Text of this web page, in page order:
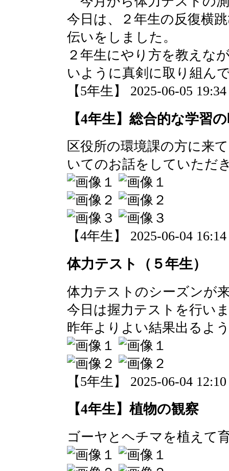
今日は、２年生の反復横
伝いをしました。
２年生にやり方を教えな
いように真剣に取り組ん
【5年生】 2025-06-05
【4年生】総合的な学習
区役所の環境課の方に来
いてのお話をしていただ
【4年生】 2025-06-04
体力テスト（５年生）
体力テストのシーズンが
今日は握力テストを行い
昨年よりよい結果出るよ
【5年生】 2025-06-04
【4年生】植物の観察
ゴーヤとヘチマを植えて